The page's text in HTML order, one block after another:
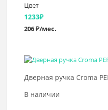
Цвет
1233₽
206 ₽/мес.
Дверная ручка Croma
В наличии
В